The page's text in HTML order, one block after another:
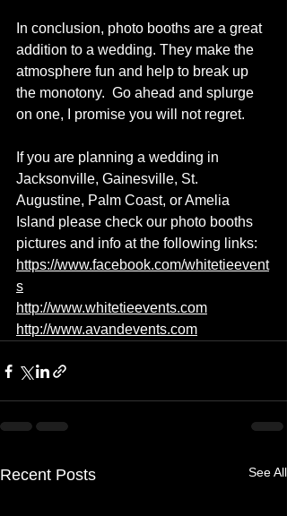
In conclusion, photo booths are a great
addition to a wedding. They make the
atmosphere fun and help to break up
the monotony.  Go ahead and splurge
on one, I promise you will not regret.
If you are planning a wedding in
Jacksonville, Gainesville, St.
Augustine, Palm Coast, or Amelia
Island please check our photo booths
pictures and info at the following links:
https://www.facebook.com/whitetieevent
s
http://www.whitetieevents.com
http://www.avandevents.com
Recent Posts See All